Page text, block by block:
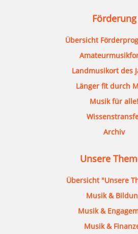
Förderung
Übersicht
Landmusikort des
Länger fit durch
Musik für alle!
Archiv
Unsere
Übersicht "Unsere
Musik &
Musik &
Musik &